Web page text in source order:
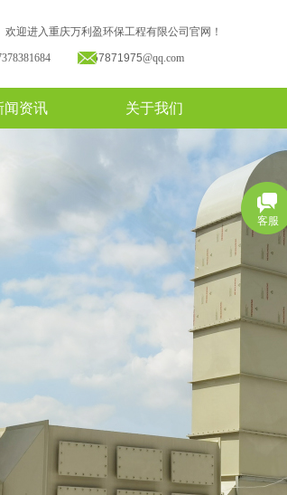
157871975@qq.com
欢迎进入重庆万利盈环保工程有限公司官网！
闻资讯 关于我们
客服